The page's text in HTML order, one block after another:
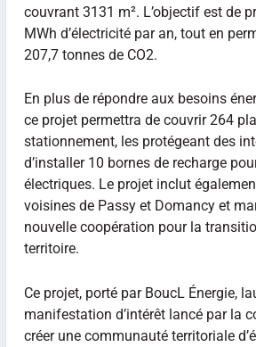
couvrant 3131 m². L’objectif est de
MWh d’électricité par an, tout en
207,7 tonnes de CO2.
En plus de répondre aux besoins
ce projet permettra de couvrir 264
stationnement, les protégeant des
d’installer 10 bornes de recharge
électriques. Le projet inclut
voisines de Passy et Domancy et
nouvelle coopération pour la
territoire.
Ce projet, porté par BoucL Énergie,
manifestation d’intérêt lancé par la
créer une communauté territoriale